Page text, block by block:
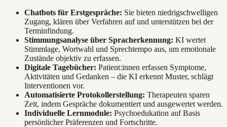
Chatbots für Erstgespräche: Sie bieten niedrigschwelligen
Zugang, klären über Verfahren auf und unterstützen bei der
Terminfindung.
Stimmungsanalyse über Spracherkennung: KI wertet
Stimmlage, Wortwahl und Sprechtempo aus, um emotionale
Zustände objektiv zu erfassen.
Digitale Tagebücher: Patient:innen erfassen Symptome,
Aktivitäten und Gedanken – die KI erkennt Muster, schlägt
Interventionen vor.
Automatisierte Protokollerstellung: Therapeuten sparen
Zeit, indem Gespräche dokumentiert und ausgewertet werden.
Individuelle Lernmodule: Psychoedukation auf Basis
persönlicher Präferenzen und Fortschritte.